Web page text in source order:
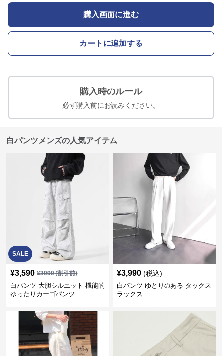
購入画面に進む
カートに追加する
購入時のルール
必ず購入前にお読みください。
白パンツメンズの人気アイテム
SALE
¥3,590 ¥3990(割引前)
白パンツ 大胆シルエット 機能的
ゆったりカーゴパンツ
¥3,990 (税込)
白パンツ ゆとりのある タックス
ラックス